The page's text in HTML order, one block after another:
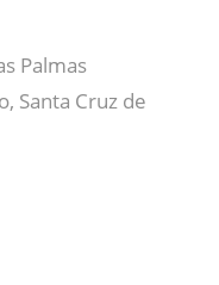
Palmas
Santa Cruz de